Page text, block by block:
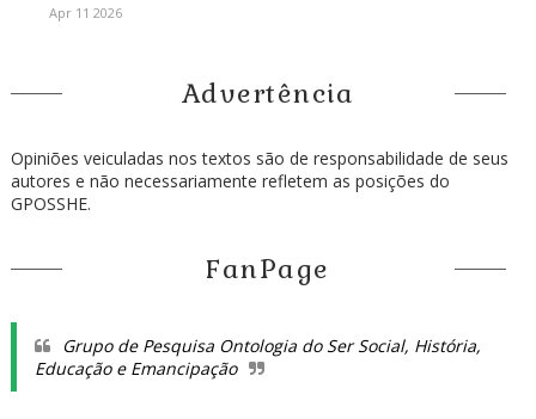
Apr 11 2026
Advertência
Opiniões veiculadas nos textos são de responsabilidade de seus
autores e não necessariamente refletem as posições do
GPOSSHE.
FanPage
Grupo de Pesquisa Ontologia do Ser Social, História,
Educação e Emancipação